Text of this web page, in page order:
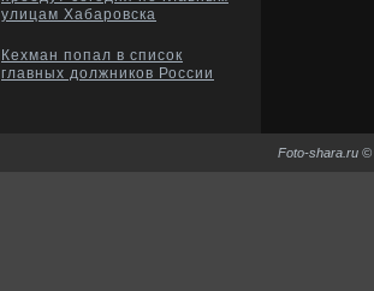
улицам Хабаровска
Кехман попал в список
главных должников России
Foto-shara.ru